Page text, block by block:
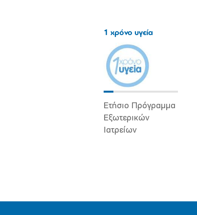
1 χρόνο υγεία
Ετήσιο Πρόγραμμα
Εξωτερικών
Ιατρείων